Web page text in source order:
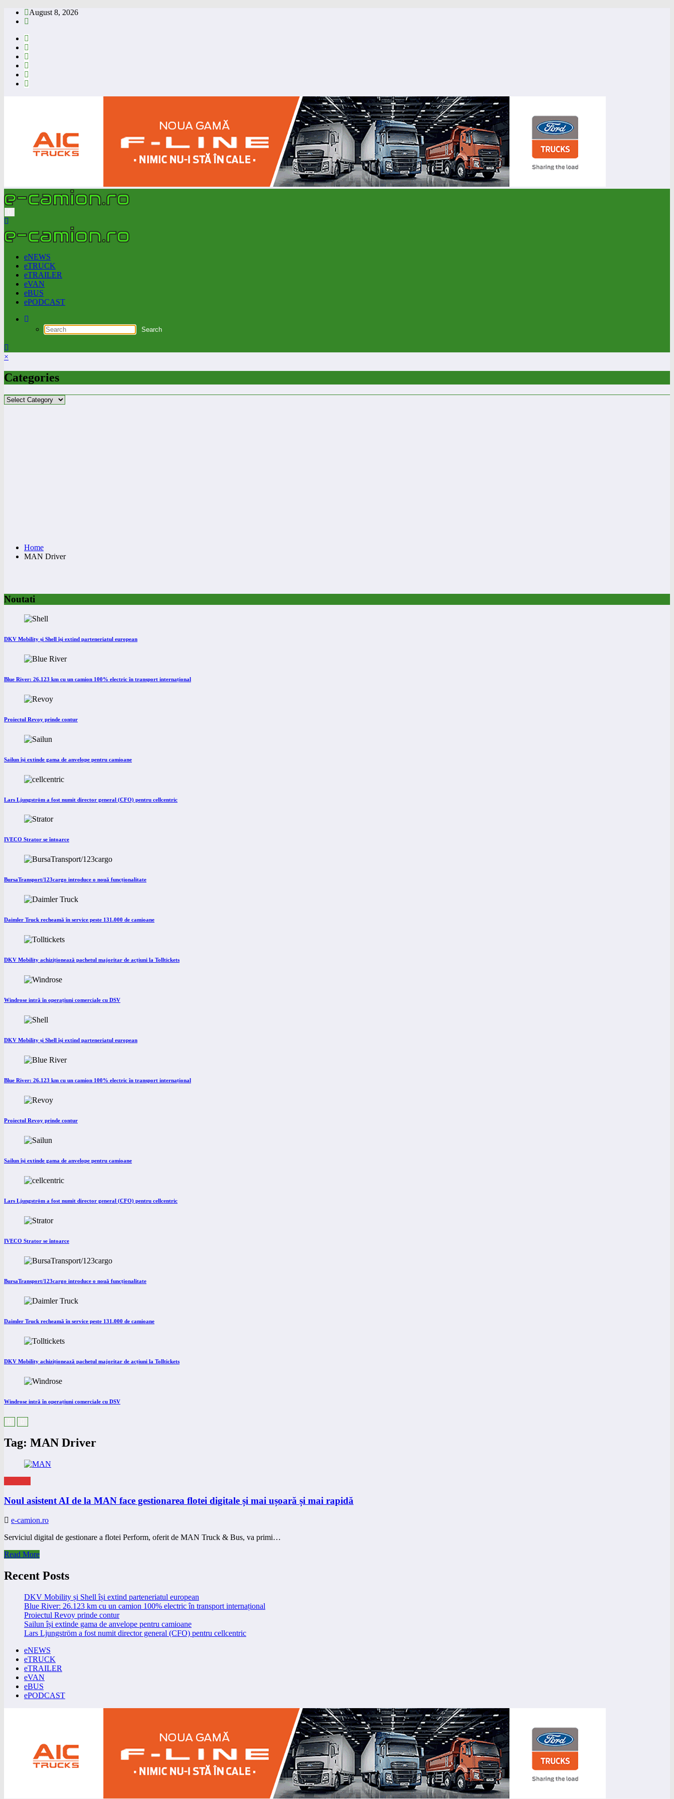
Skip
August 8, 2026
eNEWS
eTRUCK
eTRAILER
eVAN
eBUS
ePODCAST
×
Categories
Categories
Home
MAN Driver
Noutati
DKV Mobility și Shell își extind parteneriatul european
Blue River: 26.123 km cu un camion 100% electric în transport internațional
Proiectul Revoy prinde contur
Sailun își extinde gama de anvelope pentru camioane
Lars Ljungström a fost numit director general (CFO) pentru cellcentric
IVECO Strator se întoarce
BursaTransport/123cargo introduce o nouă funcționalitate
Daimler Truck recheamă în service peste 131.000 de camioane
DKV Mobility achiziționează pachetul majoritar de acțiuni la Tolltickets
Windrose intră în operațiuni comerciale cu DSV
DKV Mobility și Shell își extind parteneriatul european
Blue River: 26.123 km cu un camion 100% electric în transport internațional
Proiectul Revoy prinde contur
Sailun își extinde gama de anvelope pentru camioane
Lars Ljungström a fost numit director general (CFO) pentru cellcentric
IVECO Strator se întoarce
BursaTransport/123cargo introduce o nouă funcționalitate
Daimler Truck recheamă în service peste 131.000 de camioane
DKV Mobility achiziționează pachetul majoritar de acțiuni la Tolltickets
Windrose intră în operațiuni comerciale cu DSV
Tag: MAN Driver
Noul asistent AI de la MAN face gestionarea flotei digitale și mai ușoară și mai rapidă
e-camion.ro
Serviciul digital de gestionare a flotei Perform, oferit de MAN Truck & Bus, va primi…
Read More
Recent Posts
DKV Mobility și Shell își extind parteneriatul european
Blue River: 26.123 km cu un camion 100% electric în transport internațional
Proiectul Revoy prinde contur
Sailun își extinde gama de anvelope pentru camioane
Lars Ljungström a fost numit director general (CFO) pentru cellcentric
eNEWS
eTRUCK
eTRAILER
eVAN
eBUS
ePODCAST